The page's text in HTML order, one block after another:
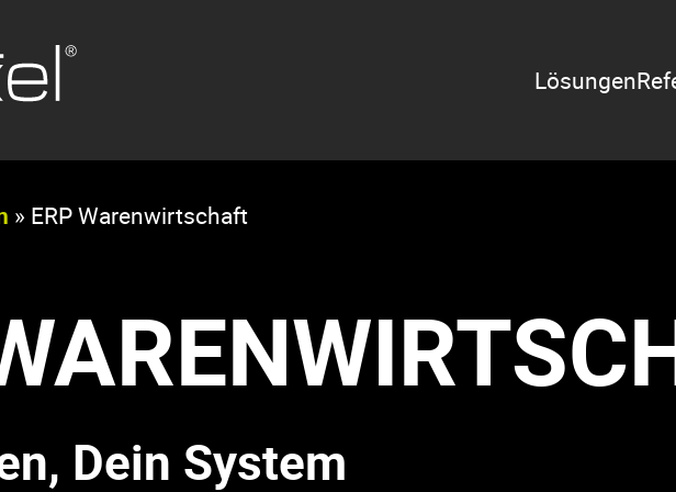
Lösungen
Zeige
» ERP Warenwirtschaft
Dein System